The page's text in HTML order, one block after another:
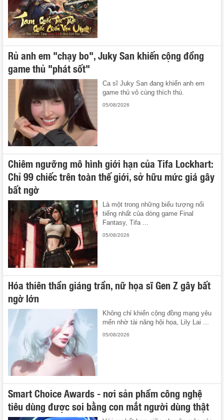
Rủ anh em "chạy bo", Juky San khiến cộng đồng
game thủ "phát sốt"
Ca sĩ Juky San đang khiến anh em
game thủ vô cùng thích thú.
05/08/2026
Chiêm ngưỡng mô hình giới hạn của Tifa Lockhart:
Chỉ 99 chiếc trên toàn thế giới, sở hữu mức giá gây
bất ngờ
Là một trong những biểu tượng nổi
tiếng nhất của dòng game Final
Fantasy, Tifa ...
05/08/2026
Hóa thiên thần giáng trần, nữ họa sĩ Gen Z gây bất
ngờ lớn
Không chỉ khiến cộng đồng mạng yêu
mến nhờ tài năng hội họa, Lily Lai ...
05/08/2026
Smart Choice Awards - nơi sản phẩm công nghệ
tiêu dùng được soi bằng con mắt người dùng thật